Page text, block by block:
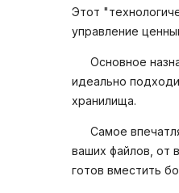
Этот
управление
Основное
идеально
хранилища.
Самое
ваших файлов, от
готов вместить